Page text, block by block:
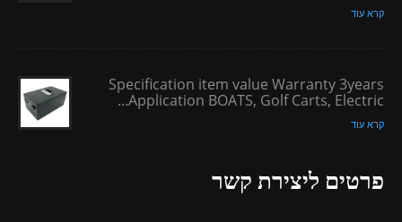
קרא עוד
Specification item value Warranty 3years
Application BOATS, Golf Carts, Electric...
קרא עוד
פרטים ליצירת קשר